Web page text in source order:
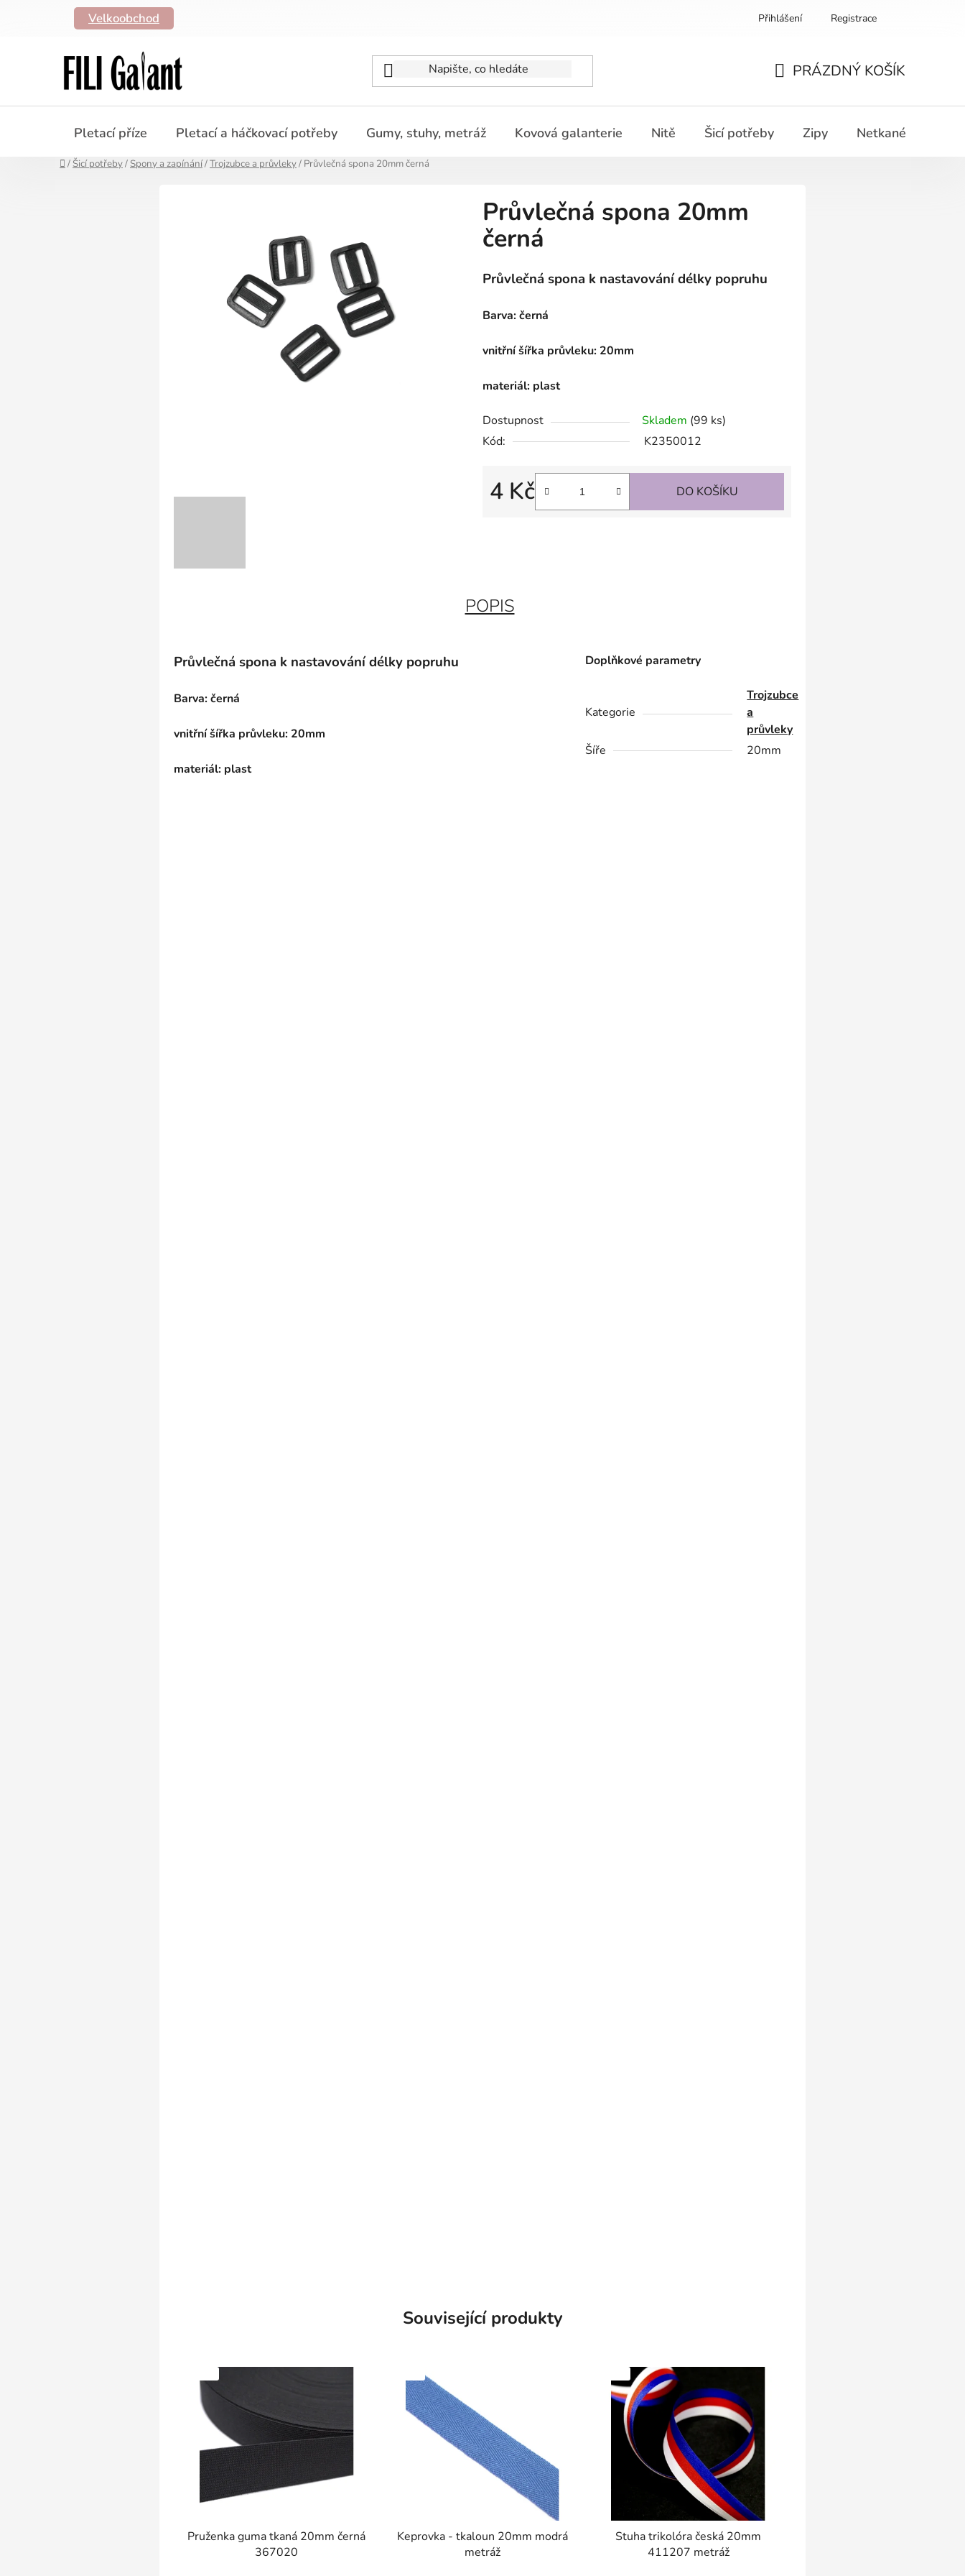
Velkoobchod Přihlášení Registrace
KOŠÍK
PRÁZDNÝ KOŠÍK
Pletací příze Pletací a háčkovací potřeby Gumy, stuhy, metráž Kovová galanterie Nitě Šicí potřeby Zipy Netkané textilie
Domů
/ Šicí potřeby/ Spony a zapínání/Trojzubce a průvleky/ Průvlečná spona 20mm černá
Průvlečná spona 20mm
černá
Průvlečná spona k nastavování délky popruhu
Barva: černá
vnitřní šířka průvleku: 20mm
materiál: plast
Dostupnost Skladem (99 ks)
Kód:
K2350012
4 Kč
Měrná cena:
DO KOŠÍKU
POPIS
Průvlečná spona k nastavování délky popruhu
Barva: černá
vnitřní šířka průvleku: 20mm
materiál: plast
Doplňkové parametry
Kategorie
Trojzubce
a
průvleky
Šíře
20mm
Související produkty
Pruženka guma tkaná 20mm černá
367020
Keprovka - tkaloun 20mm modrá
metráž
Stuha trikolóra česká 20mm
411207 metráž